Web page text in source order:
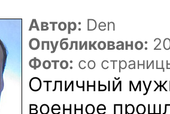
Автор: Den
Опубликовано:
Фото: со
Отличный
военное